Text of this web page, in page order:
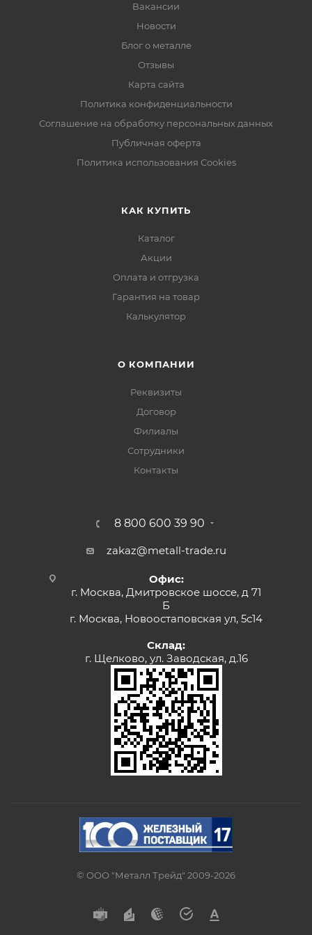
Вакансии
Новости
Блог о металле
Отзывы
Карта сайта
Политика конфиденциальности
Соглашение на обработку персональных данных
Публичная оферта
Политика использования Cookies
КАК КУПИТЬ
Каталог
Акции
Оплата и отгрузка
Гарантия на товар
Калькулятор
О КОМПАНИИ
Реквизиты
Договор
Филиалы
Сотрудники
Контакты
8 800 600 39 90
zakaz@metall-trade.ru
Офис:
г. Москва, Дмитровское шоссе, д 71
Б
г. Москва, Новоостаповская ул, 5с14
Склад:
г. Щелково, ул. Заводская, д.16
© ООО "Металл Трейд" 2009-2026